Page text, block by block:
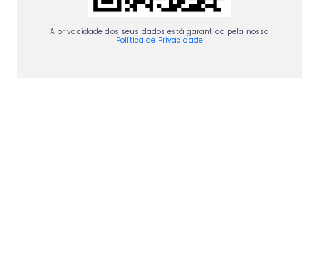
A privacidade dos seus dados está garantida pela nossa
Política de Privacidade